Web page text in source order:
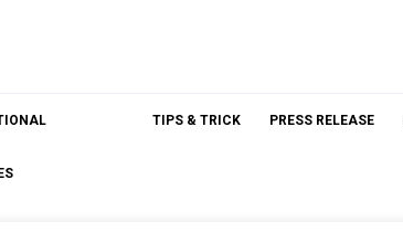
TIPS & TRICK PRESS RELEASE